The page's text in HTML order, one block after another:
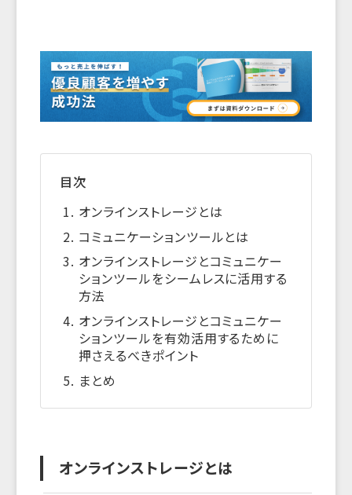
目次
オンラインストレージとは
コミュニケーションツールとは
オンラインストレージとコミュニケー
ションツールをシームレスに活用する
方法
オンラインストレージとコミュニケー
ションツールを有効活用するために
押さえるべきポイント
まとめ
オンラインストレージとは